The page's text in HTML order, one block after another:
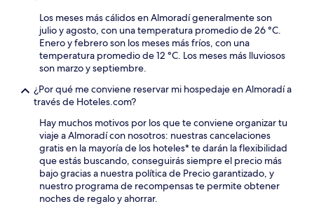
Los meses más cálidos en Almoradí generalmente son
julio y agosto, con una temperatura promedio de 26 °C.
Enero y febrero son los meses más fríos, con una
temperatura promedio de 12 °C. Los meses más lluviosos
son marzo y septiembre.
¿Por qué me conviene reservar mi hospedaje en Almoradí a
través de Hoteles.com?
Hay muchos motivos por los que te conviene organizar tu
viaje a Almoradí con nosotros: nuestras cancelaciones
gratis en la mayoría de los hoteles* te darán la flexibilidad
que estás buscando, conseguirás siempre el precio más
bajo gracias a nuestra política de Precio garantizado, y
nuestro programa de recompensas te permite obtener
noches de regalo y ahorrar.